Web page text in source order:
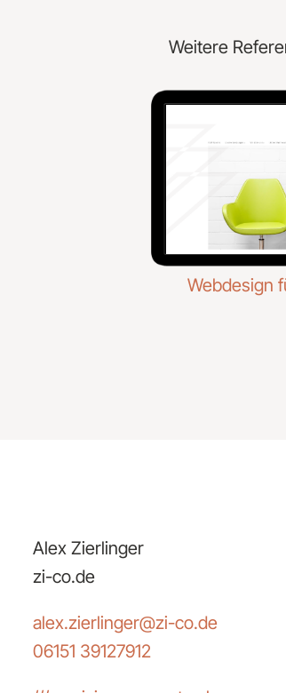
Weitere
Webdesign
Alex Zierlinger
zi-co.de
alex.zierlinger@zi-co.de
06151 39127912